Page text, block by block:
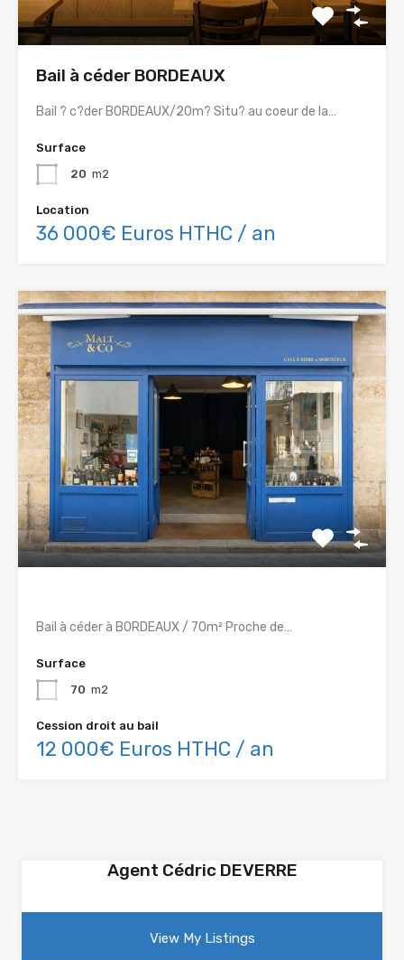
Bail à céder BORDEAUX
Bail ? c?der BORDEAUX/20m? Situ? au coeur de la…
Surface
20 m2
Location
36 000€ Euros HTHC / an
Bail à céder à BORDEAUX / 70m² Proche de…
Surface
70 m2
Cession droit au bail
12 000€ Euros HTHC / an
Agent Cédric DEVERRE
View My Listings